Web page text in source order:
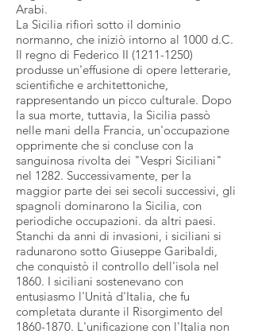
Arabi.
La Sicilia rifiorì sotto il dominio
normanno, che iniziò intorno al 1000 d.C.
Il regno di Federico II (1211-1250)
produsse un'effusione di opere letterarie,
scientifiche e architettoniche,
rappresentando un picco culturale. Dopo
la sua morte, tuttavia, la Sicilia passò
nelle mani della Francia, un'occupazione
opprimente che si concluse con la
sanguinosa rivolta dei "Vespri Siciliani"
nel 1282. Successivamente, per la
maggior parte dei sei secoli successivi, gli
spagnoli dominarono la Sicilia, con
periodiche occupazioni. da altri paesi.
Stanchi da anni di invasioni, i siciliani si
radunarono sotto Giuseppe Garibaldi,
che conquistò il controllo dell'isola nel
1860. I siciliani sostenevano con
entusiasmo l'Unità d'Italia, che fu
completata durante il Risorgimento del
1860-1870. L'unificazione con l'Italia non